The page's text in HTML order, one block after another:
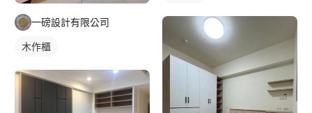
一磅設計有限公司
木作櫃